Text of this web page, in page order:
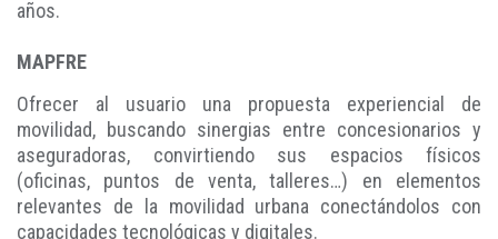
años.
MAPFRE
Ofrecer al usuario una propuesta experiencial de
movilidad, buscando sinergias entre concesionarios y
aseguradoras, convirtiendo sus espacios físicos
(oficinas, puntos de venta, talleres…) en elementos
relevantes de la movilidad urbana conectándolos con
capacidades tecnológicas y digitales.